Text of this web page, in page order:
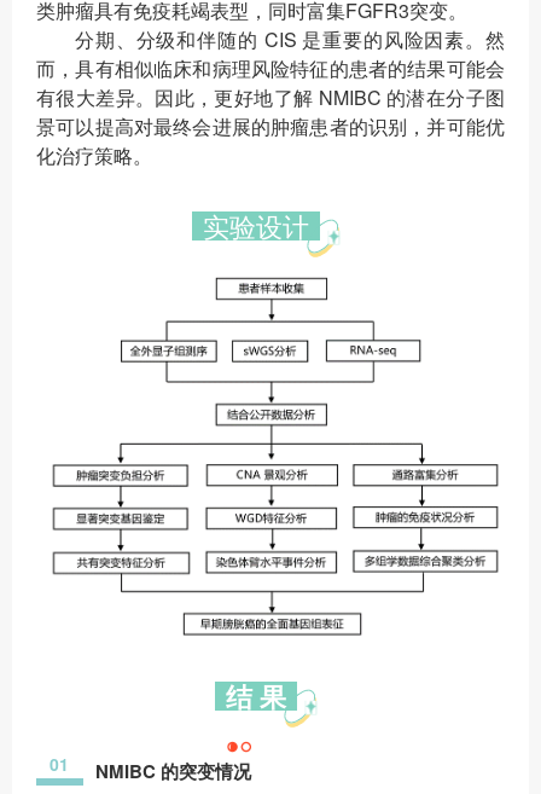
类肿瘤具有免疫耗竭表型，同时富集FGFR3突变。
分期、分级和伴随的 CIS 是重要的风险因素。然
而，具有相似临床和病理风险特征的患者的结果可能会
有很大差异。因此，更好地了解 NMIBC 的潜在分子图
景可以提高对最终会进展的肿瘤患者的识别，并可能优
化治疗策略。
实验设计
结 果
01 NMIBC 的突变情况